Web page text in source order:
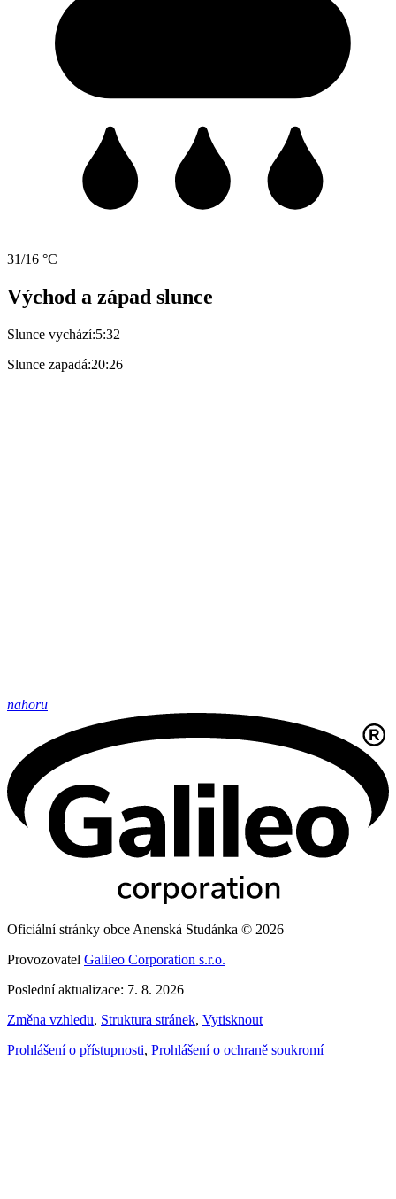
31/16 °C
Východ a západ slunce
Slunce vychází:5:32
Slunce zapadá:20:26
nahoru
Oficiální stránky obce Anenská Studánka © 2026
Provozovatel Galileo Corporation s.r.o.
Poslední aktualizace: 7. 8. 2026
Změna vzhledu, Struktura stránek, Vytisknout
Prohlášení o přístupnosti, Prohlášení o ochraně soukromí